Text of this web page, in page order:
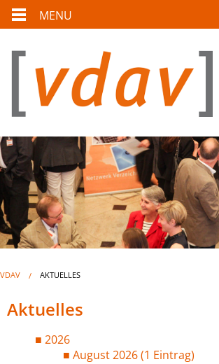
MENU
VDAV AKTUELLES
Aktuelles
2026
August 2026 (1 Eintrag)